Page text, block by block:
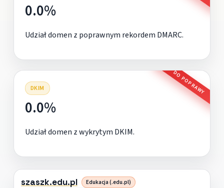
0.0%
Udział domen z poprawnym rekordem DMARC.
DKIM DO POPRAWY
0.0%
Udział domen z wykrytym DKIM.
szaszk.edu.pl Edukacja (.edu.pl)